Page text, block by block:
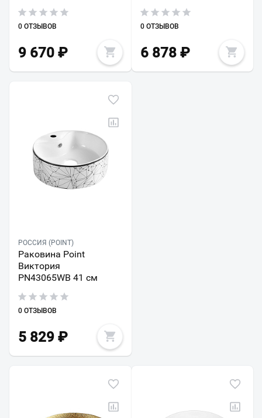
0 ОТЗЫВОВ
9 670 ₽
0 ОТЗЫВОВ
6 878₽
РОССИЯ (POINT)
Раковина Point
Виктория
PN43065WB 41 см
0 ОТЗЫВОВ
5 829 ₽